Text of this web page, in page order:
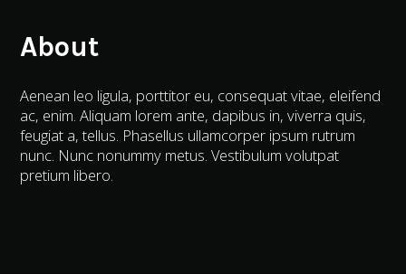
FAQs
Souled Outside
Contact
About
Aenean leo ligula, porttitor eu, consequat vitae, eleifend
ac, enim. Aliquam lorem ante, dapibus in, viverra quis,
feugiat a, tellus. Phasellus ullamcorper ipsum rutrum
nunc. Nunc nonummy metus. Vestibulum volutpat
pretium libero.